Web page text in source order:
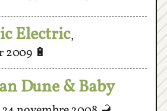
Electric,
2009🔋
Dune & Baby
24 novembre 2008🦂